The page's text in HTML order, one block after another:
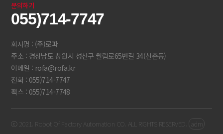
문의하기
055)714-7747
회사명 : (주)로파
주소 : 경상남도 창원시 성산구 월림로65번길 34(신촌동)
이메일 : rofa@rofa.kr
전화 : 055)714-7747
팩스 : 055)714-7748
ⓒ 2021. Robot Of Factory Automation CO. ALL RIGHTS RESERVED. adm